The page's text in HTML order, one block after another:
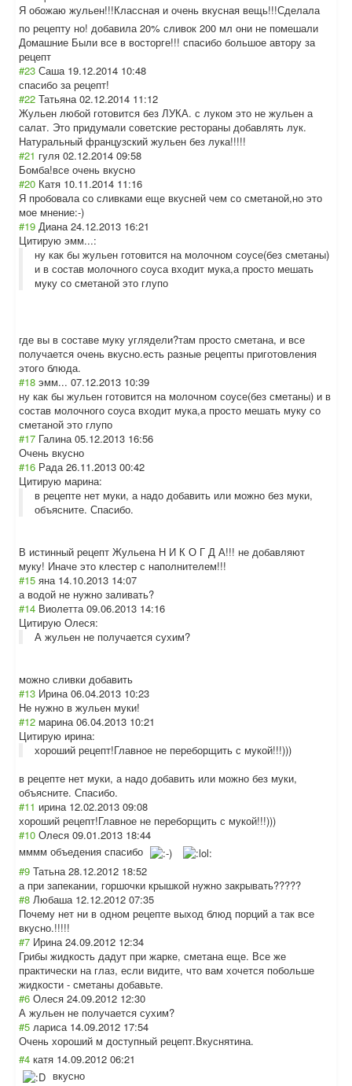
Я обожаю жульен!!!Классная и очень вкусная вещь!!!Сделала
по рецепту но! добавила 20% сливок 200 мл они не помешали
Домашние Были все в восторге!!! спасибо большое автору за
рецепт
#23 Саша 19.12.2014 10:48
спасибо за рецепт!
#22 Татьяна 02.12.2014 11:12
Жульен любой готовится без ЛУКА. с луком это не жульен а
салат. Это придумали советские рестораны добавлять лук.
Натуральный французский жульен без лука!!!!!
#21 гуля 02.12.2014 09:58
Бомба!все очень вкусно
#20 Катя 10.11.2014 11:16
Я пробовала со сливками еще вкусней чем со сметаной,но это
мое мнение:-)
#19 Диана 24.12.2013 16:21
Цитирую эмм...:
ну как бы жульен готовится на молочном соусе(без сметаны)
и в состав молочного соуса входит мука,а просто мешать
муку со сметаной это глупо
где вы в составе муку углядели?там просто сметана, и все
получается очень вкусно.есть разные рецепты приготовления
этого блюда.
#18 эмм... 07.12.2013 10:39
ну как бы жульен готовится на молочном соусе(без сметаны) и в
состав молочного соуса входит мука,а просто мешать муку со
сметаной это глупо
#17 Галина 05.12.2013 16:56
Очень вкусно
#16 Рада 26.11.2013 00:42
Цитирую марина:
в рецепте нет муки, а надо добавить или можно без муки,
объясните. Спасибо.
В истинный рецепт Жульена Н И К О Г Д А!!! не добавляют
муку! Иначе это клестер с наполнителем!!!
#15 яна 14.10.2013 14:07
а водой не нужно заливать?
#14 Виолетта 09.06.2013 14:16
Цитирую Олеся:
А жульен не получается сухим?
можно сливки добавить
#13 Ирина 06.04.2013 10:23
Не нужно в жульен муки!
#12 марина 06.04.2013 10:21
Цитирую ирина:
хороший рецепт!Главное не переборщить с мукой!!!)))
в рецепте нет муки, а надо добавить или можно без муки,
объясните. Спасибо.
#11 ирина 12.02.2013 09:08
хороший рецепт!Главное не переборщить с мукой!!!)))
#10 Олеся 09.01.2013 18:44
мммм объедения спасибо
#9 Татьна 28.12.2012 18:52
а при запекании, горшочки крышкой нужно закрывать?????
#8 Любаша 12.12.2012 07:35
Почему нет ни в одном рецепте выход блюд порций а так все
вкусно.!!!!!
#7 Ирина 24.09.2012 12:34
Грибы жидкость дадут при жарке, сметана еще. Все же
практически на глаз, если видите, что вам хочется побольше
жидкости - сметаны добавьте.
#6 Олеся 24.09.2012 12:30
А жульен не получается сухим?
#5 лариса 14.09.2012 17:54
Очень хороший м доступный рецепт.Вкуснятина.
#4 катя 14.09.2012 06:21
вкусно